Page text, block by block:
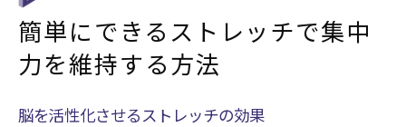
簡単にできるストレッチで集中
力を維持する方法
脳を活性化させるストレッチの効果